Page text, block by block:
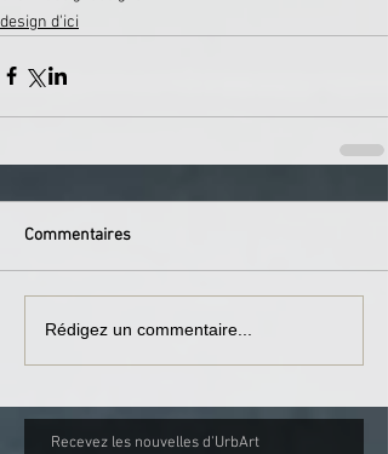
design d'ici
Commentaires
Rédigez un commentaire...
Recevez les nouvelles d'UrbArt